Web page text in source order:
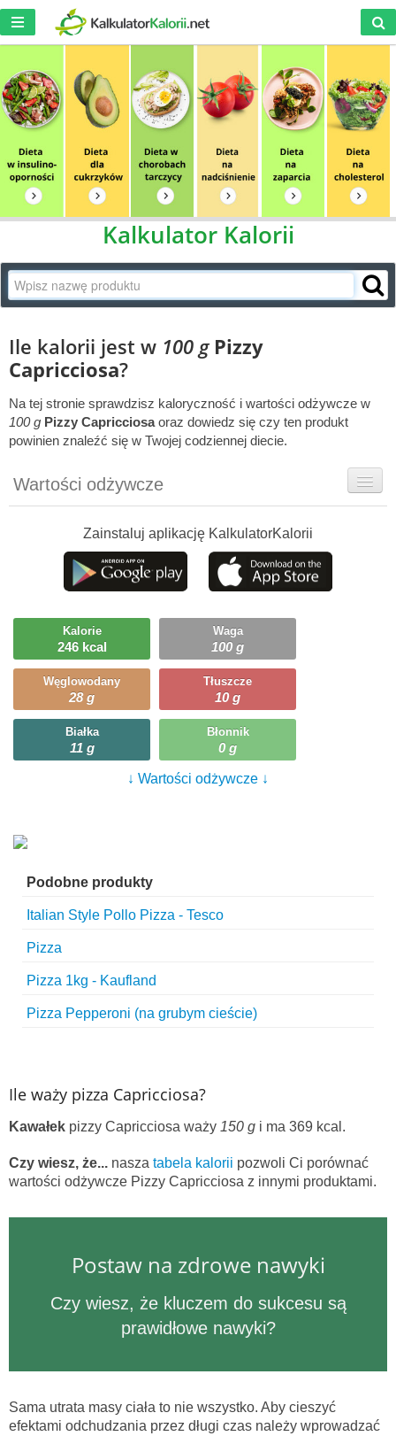
Kalkulator Kalorii
Ile kalorii jest w 100 g Pizzy
Capricciosa?
Na tej stronie sprawdzisz kaloryczność i wartości odżywcze w
100 g Pizzy Capricciosaoraz dowiedz się czy ten produkt
powinien znaleźć się w Twojej codziennej diecie.
Wartości odżywcze
Szczegółówe informacje
Ciekawostki
Ile możesz zjeść?
Zainstaluj aplikację KalkulatorKalorii
Kalorie
246 kcal
Waga
100 g
Węglowodany
28 g
Tłuszcze
10 g
Białka
11 g
Błonnik
0 g
↓ Wartości odżywcze ↓
Podobne produkty
Italian Style Pollo Pizza - Tesco
Pizza
Pizza 1kg - Kaufland
Pizza Pepperoni (na grubym cieście)
Ile waży pizza Capricciosa?
Kawałek pizzy Capricciosa waży 150 g i ma 369 kcal.
Czy wiesz, że... nasza tabela kalorii pozwoli Ci porównać
wartości odżywcze Pizzy Capricciosa z innymi produktami.
Postaw na zdrowe nawyki
Czy wiesz, że kluczem do sukcesu są
prawidłowe nawyki?
Sama utrata masy ciała to nie wszystko. Aby cieszyć
efektami odchudzania przez długi czas należy wprowadzać